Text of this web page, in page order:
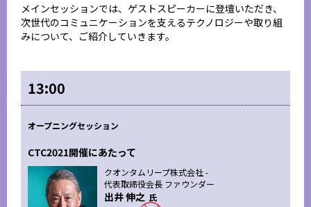
メインセッションでは、ゲストスピーカーに登壇いただき、
次世代のコミュニケーションを支えるテクノロジーや取り組
みについて、ご紹介していきます。
13:00
オープニングセッション
CTC2021開催にあたって
クオンタムリープ株式会社 -
代表取締役会長 ファウンダー
出井 伸之